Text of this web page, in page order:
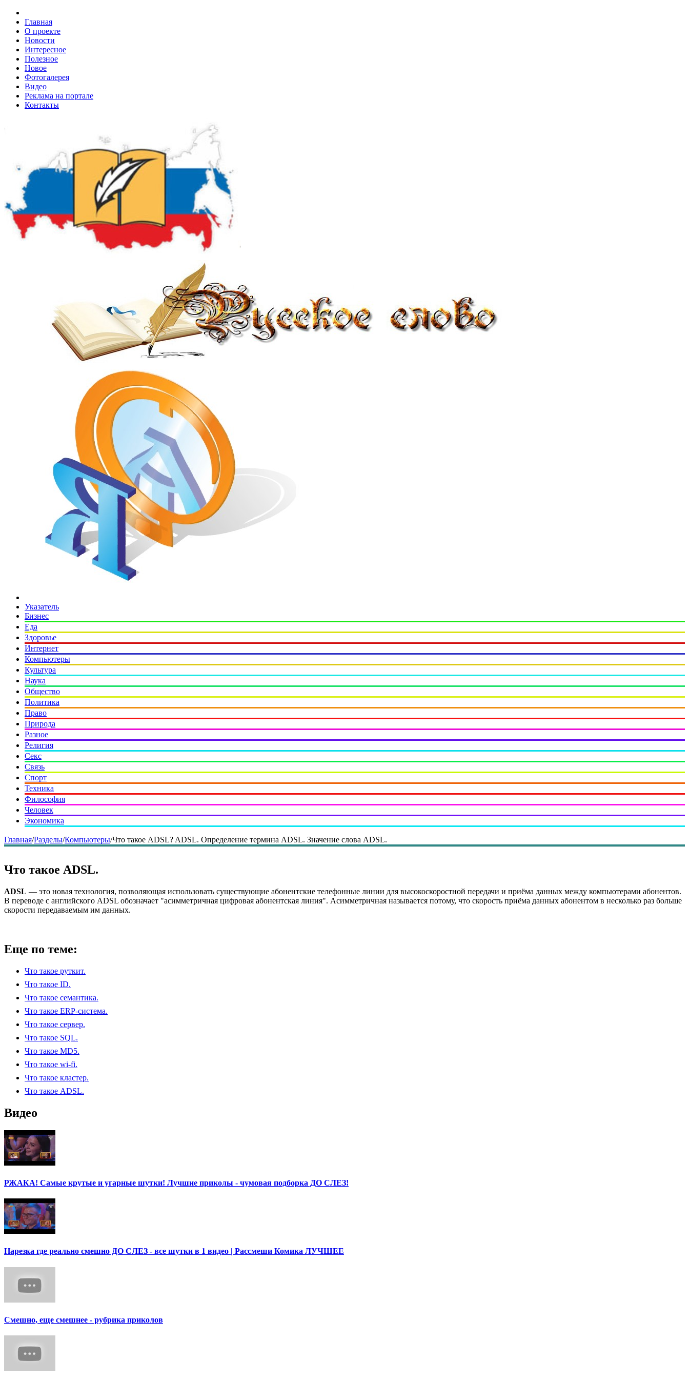
Главная
О проекте
Новости
Интересное
Полезное
Новое
Фотогалерея
Видео
Реклама на портале
Контакты
Указатель
Бизнес
Еда
Здоровье
Интернет
Компьютеры
Культура
Наука
Общество
Политика
Право
Природа
Разное
Религия
Секс
Связь
Спорт
Техника
Философия
Человек
Экономика
Главная/Разделы/Компьютеры/Что такое ADSL? ADSL. Определение термина ADSL. Значение слова ADSL.
Что такое ADSL.
ADSL — это новая технология, позволяющая использовать существующие абонентские телефонные линии для высокоскоростной передачи и приёма данных между компьютерами абонентов.
В переводе с английского ADSL обозначает "асимметричная цифровая абонентская линия". Асимметричная называется потому, что скорость приёма данных абонентом в несколько раз больше
скорости передаваемым им данных.
Еще по теме:
Что такое руткит.
Что такое ID.
Что такое семантика.
Что такое ERP-система.
Что такое сервер.
Что такое SQL.
Что такое MD5.
Что такое wi-fi.
Что такое кластер.
Что такое ADSL.
Видео
РЖАКА! Самые крутые и угарные шутки! Лучшие приколы - чумовая подборка ДО СЛЕЗ!
Нарезка где реально смешно ДО СЛЕЗ - все шутки в 1 видео | Рассмеши Комика ЛУЧШЕЕ
Смешно, еще смешнее - рубрика приколов